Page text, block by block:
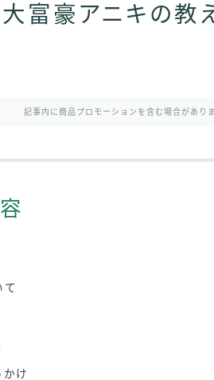
大富豪アニキの教
記事内に商品プロモーションを含む場合があり
て
かけ